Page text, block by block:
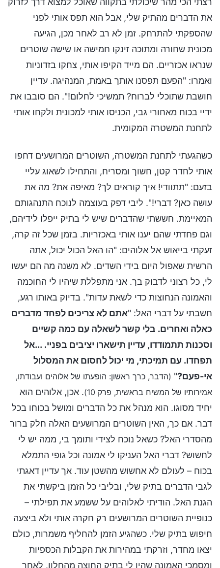
את הדברים מהתיק שלי, אבל הוא תפס אותי לפני
שהספקתי להתרחק. זמן לא רב לאחר מכן, הגיעה
מכונית שחורה ומתוכה זינקו חמישה או שישה שוטרים
שנראו אכזריים. הם מייד הקיפו אותי, צחקו בזדוניות
ואמרו: "הפעם תפסנו אותך באמת, המנהיגה. עדיין
חושבת שתוכלי לברוח? תמשיכי לחלום!". הם סובבו את
ידיי בכוח מאחורי גבי, הכניסו אותי למכונית ולקחו אותי
לתחנת המשטרה המקומית.
כשהגעתי לתחנת המשטרה, השוטרים המרושעים דחפו
אותי לחדר קטן, חשוך ומסריח, והתחילו לשאוג עליי
בזעם: "תתוודי! איך קוראים לך? מאיפה את? מה את
עושה כאן? דברי!". ליבי דפק בעוצמה לנוכח התנהגותם
המאיימת. חששתי שהדברים שיש לי בתיק ייפלו לידיהם,
וגם פחדתי שהם יענו אותי באכזריות. בזמן שכל זה קרה,
זעקתי בייאוש אל אלוהים: "הו האל הכול יכול, אתה
הרשית שאפול היום בידי השדים. לא משנה מה הם יעשו
לי, כל רצוני לדבוק בך. אני מתפללת שיהיו לי החוכמה
והאמונה הנחוצות כדי לשאת עדות". בדיוק באותו רגע,
חשבתי על דברי האל: "אתם לא צריכים לפחד מדברים
כאלה ואחרים. בלי קשר לשאלה עם כמה קשיים
וסכנות תתמודדו, עדיין תישארו יציבים בפניי. ...אל
תפחדו. עם תמיכתי, מי יכול לחסום את המסלול
אי-פעם?" (הדבר, כרך ראשון: הופעתו של אלוהים ועבודתו,
אמירותיו של המשיח בראשית, פרק 10)
. אכן, אלוהים הוא
יחיד מסוגו. הוא מנהל את כל הדברים ומושל בכוחו בכל
דבר. אם כך, האין השוטרים המרושעים האלה חלק ברור
מהסדרי האל? כשאל נוכח לצידי ותומך בי, ממה יש לי
לחשוש? דברי האל העניקו לי אמונה וכל גופי התמלא
בכוח – לעולם לא אחשוש מהשטן עוד. אך עדיין דאגתי
לגבי הדברים בתיק שלי, ובליבי כל הזמן ביקשתי את
הגנת האל. הודיתי לאלוהים על ששמע את תפילתי –
כנופיית השוטרים המרושעים רק חקרה אותי ולא ביצעה
חיפוש בתיק שלי. כשהגיע הזמן להחליף משמרות, כולם
יצאו מחדר, וזרקתי במהירות את הקבלות הכספיות
ומסמכי האמונה שהיו לי בתיק החוצה מהחלון. לאחר